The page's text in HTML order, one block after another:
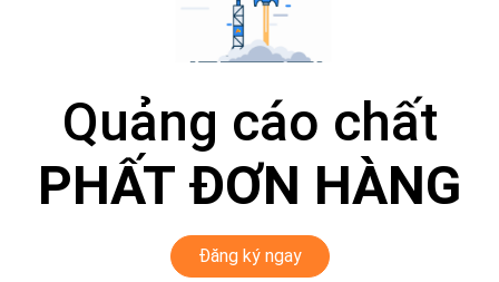
Quảng cáo chất
PHẤT ĐƠN HÀNG
Đăng ký ngay